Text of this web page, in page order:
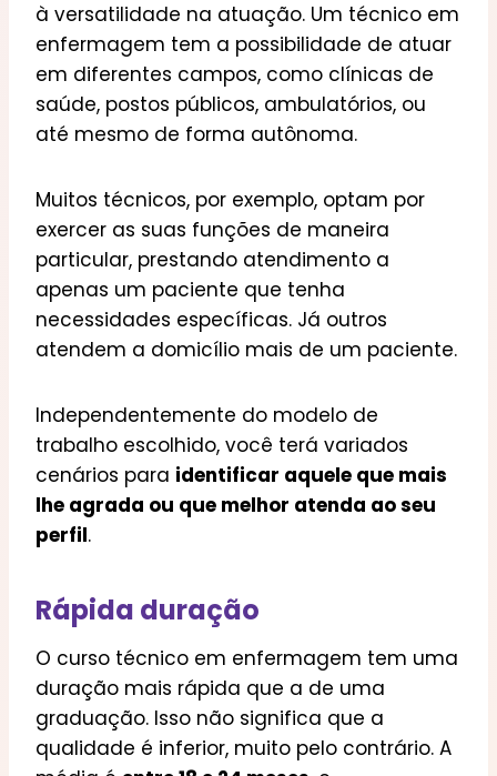
à versatilidade na atuação. Um técnico em
enfermagem tem a possibilidade de atuar
em diferentes campos, como clínicas de
saúde, postos públicos, ambulatórios, ou
até mesmo de forma autônoma.
Muitos técnicos, por exemplo, optam por
exercer as suas funções de maneira
particular, prestando atendimento a
apenas um paciente que tenha
necessidades específicas. Já outros
atendem a domicílio mais de um paciente.
Independentemente do modelo de
trabalho escolhido, você terá variados
cenários para identificar aquele que mais
lhe agrada ou que melhor atenda ao seu
perfil.
Rápida duração
O curso técnico em enfermagem tem uma
duração mais rápida que a de uma
graduação. Isso não significa que a
qualidade é inferior, muito pelo contrário. A